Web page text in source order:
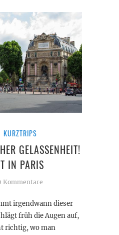
KURZTRIPS
GELASSENHEIT!
IN PARIS
Kommentare
irgendwann dieser
früh die Augen auf,
richtig, wo man